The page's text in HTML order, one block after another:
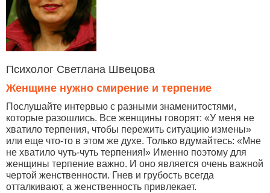
Психолог Светлана Швецова
Женщине нужно смирение и терпение
Послушайте интервью с разными знаменитостями,
которые разошлись. Все женщины говорят: «У меня не
хватило терпения, чтобы пережить ситуацию измены»
или еще что-то в этом же духе. Только вдумайтесь: «Мне
не хватило чуть-чуть терпения!» Именно поэтому для
женщины терпение важно. И оно является очень важной
чертой женственности. Гнев и грубость всегда
отталкивают, а женственность привлекает.